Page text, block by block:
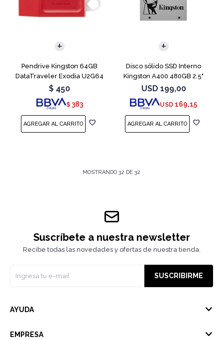
Pendrive Kingston 64GB
DataTraveler Exodia U2G64
Red
$ 450
$ 383
Disco sólido SSD Interno
Kingston A400 480GB 2.5"
SATA 3
USD 199,00
USD 169,15
MOSTRANDO 32 DE 32
Suscríbete a nuestra newsletter
Recibe todas las novedades y ofertas de nuestra tienda.
SUSCRIBIRME
AYUDA
EMPRESA